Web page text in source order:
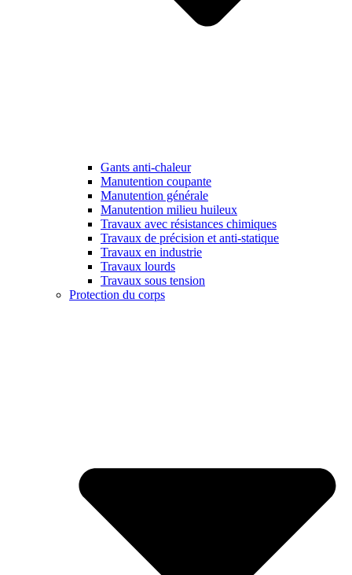
Gants anti-chaleur
Manutention coupante
Manutention générale
Manutention milieu huileux
Travaux avec résistances chimiques
Travaux de précision et anti-statique
Travaux en industrie
Travaux lourds
Travaux sous tension
Protection du corps